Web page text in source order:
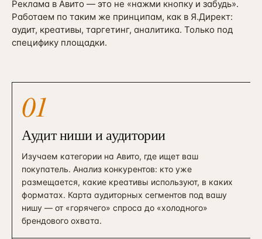
Реклама в Авито — это не «нажми кнопку и забудь».
Работаем по таким же принципам, как в Я.Директ:
аудит, креативы, таргетинг, аналитика. Только под
специфику площадки.
01
Аудит ниши и аудитории
Изучаем категории на Авито, где ищет ваш
покупатель. Анализ конкурентов: кто уже
размещается, какие креативы используют, в каких
форматах. Карта аудиторных сегментов под вашу
нишу — от «горячего» спроса до «холодного»
брендового охвата.